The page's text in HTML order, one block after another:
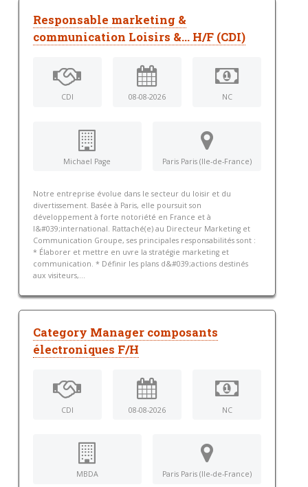
Responsable marketing &
communication Loisirs &... H/F (CDI)
CDI 08-08-2026 NC
Michael Page Paris Paris (Ile-de-France)
Notre entreprise évolue dans le secteur du loisir et du
divertissement. Basée à Paris, elle poursuit son
développement à forte notoriété en France et à
l&#039;international. Rattaché(e) au Directeur Marketing et
Communication Groupe, ses principales responsabilités sont :
* Élaborer et mettre en uvre la stratégie marketing et
communication. * Définir les plans d&#039;actions destinés
aux visiteurs,...
Category Manager composants
électroniques F/H
CDI 08-08-2026 NC
MBDA Paris Paris (Ile-de-France)